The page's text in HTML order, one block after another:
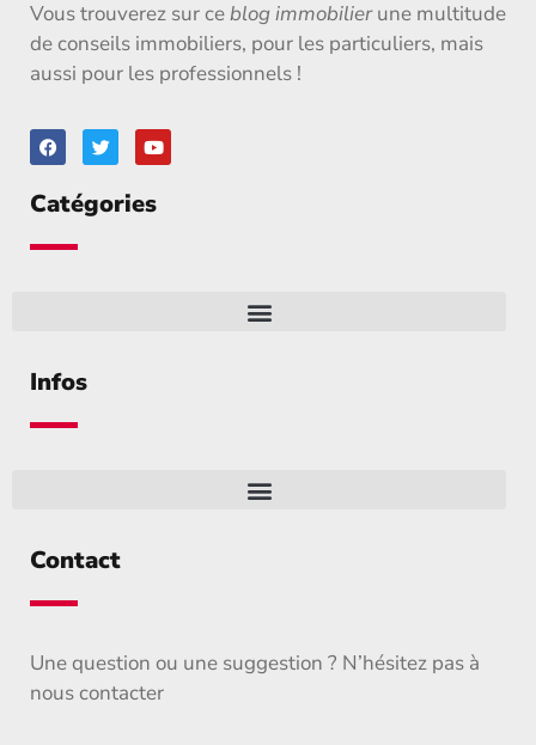
Vous trouverez sur ceblog immobilierune multitude
de conseils immobiliers, pour les particuliers, mais
aussi pour les professionnels !
Catégories
Infos
Contact
Une question ou une suggestion ? N’hésitez pas à
nous contacter